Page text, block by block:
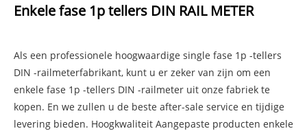
Enkele fase 1p tellers DIN RAIL METER
Als een professionele hoogwaardige single fase 1p -tellers
DIN -railmeterfabrikant, kunt u er zeker van zijn om een ​​
enkele fase 1p -tellers DIN -railmeter uit onze fabriek te
kopen. En we zullen u de beste after-sale service en tijdige
levering bieden. Hoogkwaliteit Aangepaste producten enkele